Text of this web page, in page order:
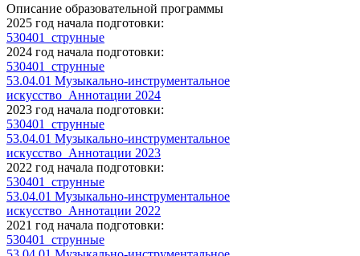
Описание образовательной программы
2025 год начала подготовки:
530401_струнные
2024 год начала подготовки:
530401_струнные
53.04.01 Музыкально-инструментальное
искусство_Аннотации 2024
2023 год начала подготовки:
530401_струнные
53.04.01 Музыкально-инструментальное
искусство_Аннотации 2023
2022 год начала подготовки:
530401_струнные
53.04.01 Музыкально-инструментальное
искусство_Аннотации 2022
2021 год начала подготовки:
530401_струнные